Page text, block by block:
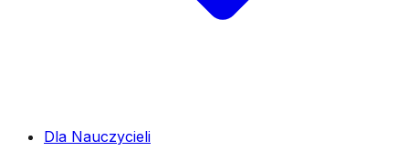
Dla Nauczycieli